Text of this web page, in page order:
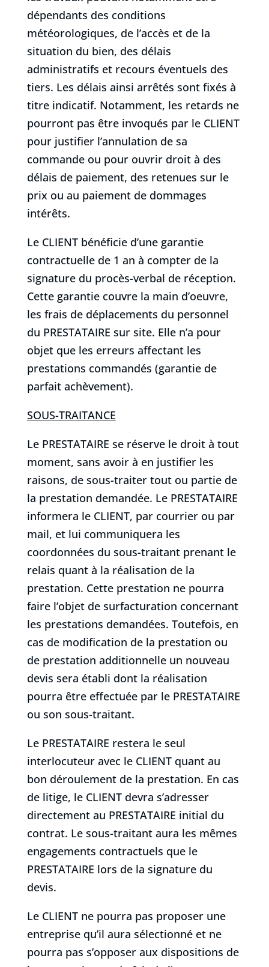
dépendants des conditions
météorologiques, de l’accès et de la
situation du bien, des délais
administratifs et recours éventuels des
tiers. Les délais ainsi arrêtés sont fixés à
titre indicatif. Notamment, les retards ne
pourront pas être invoqués par le CLIENT
pour justifier l’annulation de sa
commande ou pour ouvrir droit à des
délais de paiement, des retenues sur le
prix ou au paiement de dommages
intérêts.
Le CLIENT bénéficie d’une garantie
contractuelle de 1 an à compter de la
signature du procès-verbal de réception.
Cette garantie couvre la main d’oeuvre,
les frais de déplacements du personnel
du PRESTATAIRE sur site. Elle n’a pour
objet que les erreurs affectant les
prestations commandés (garantie de
parfait achèvement).
SOUS-TRAITANCE
Le PRESTATAIRE se réserve le droit à tout
moment, sans avoir à en justifier les
raisons, de sous-traiter tout ou partie de
la prestation demandée. Le PRESTATAIRE
informera le CLIENT, par courrier ou par
mail, et lui communiquera les
coordonnées du sous-traitant prenant le
relais quant à la réalisation de la
prestation. Cette prestation ne pourra
faire l’objet de surfacturation concernant
les prestations demandées. Toutefois, en
cas de modification de la prestation ou
de prestation additionnelle un nouveau
devis sera établi dont la réalisation
pourra être effectuée par le PRESTATAIRE
ou son sous-traitant.
Le PRESTATAIRE restera le seul
interlocuteur avec le CLIENT quant au
bon déroulement de la prestation. En cas
de litige, le CLIENT devra s’adresser
directement au PRESTATAIRE initial du
contrat. Le sous-traitant aura les mêmes
engagements contractuels que le
PRESTATAIRE lors de la signature du
devis.
Le CLIENT ne pourra pas proposer une
entreprise qu’il aura sélectionné et ne
pourra pas s’opposer aux dispositions de